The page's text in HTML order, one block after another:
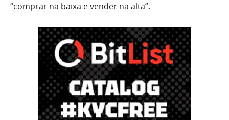
“comprar na baixa e vender na alta”.